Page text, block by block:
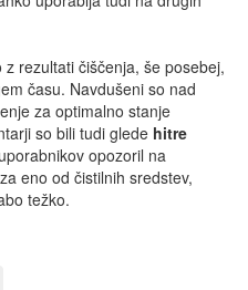
rezultati čiščenja, še posebej,
času. Navdušeni so nad
za optimalno stanje
so bili tudi glede hitre
opozoril na
eno od čistilnih sredstev,
težko.